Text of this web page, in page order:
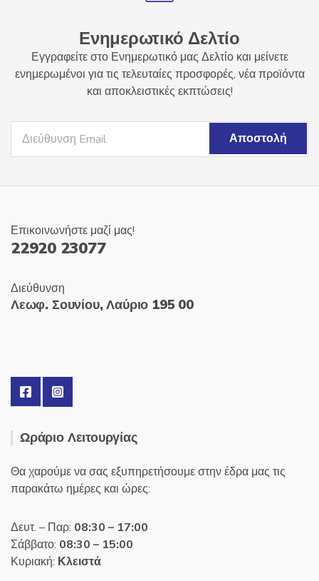
Ενημερωτικό Δελτίο
Εγγραφείτε στο Ενημερωτικό μας Δελτίο και μείνετε
ενημερωμένοι για τις τελευταίες προσφορές, νέα προϊόντα
και αποκλειστικές εκπτώσεις!
Επικοινωνήστε μαζί μας!
22920 23077
Διεύθυνση
Λεωφ. Σουνίου, Λαύριο 195 00
Ωράριο Λειτουργίας
Θα χαρούμε να σας εξυπηρετήσουμε στην έδρα μας τις
παρακάτω ημέρες και ώρες:
Δευτ. – Παρ: 08:30 – 17:00
Σάββατο: 08:30 – 15:00
Κυριακή: Κλειστά